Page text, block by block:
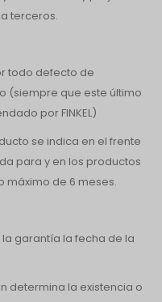
terceros.
todo defecto de
(siempre que este último
por FINKEL)
se indica en el frente
para y en los productos
máximo de 6 meses.
garantía la fecha de la
determina la existencia o